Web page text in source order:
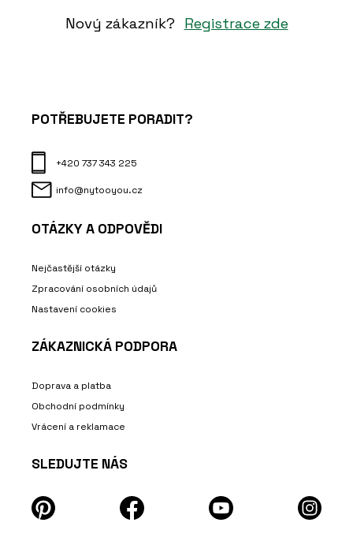
Nový zákazník? Registrace zde
POTŘEBUJETE PORADIT?
+420 737 343 225
info@nytooyou.cz
OTÁZKY A ODPOVĚDI
Nejčastější otázky
Zpracování osobních údajů
Nastavení cookies
ZÁKAZNICKÁ PODPORA
Doprava a platba
Obchodní podmínky
Vrácení a reklamace
SLEDUJTE NÁS